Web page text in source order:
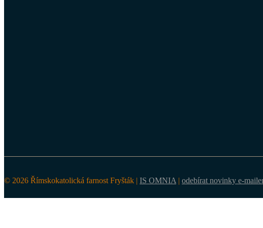
© 2026 Římskokatolická farnost Fryšták | IS OMNIA | odebírat novinky e-